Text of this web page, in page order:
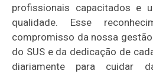
profissionais capacitados e
qualidade. Esse
compromisso da nossa
do SUS e da dedicação de
diariamente para cuidar